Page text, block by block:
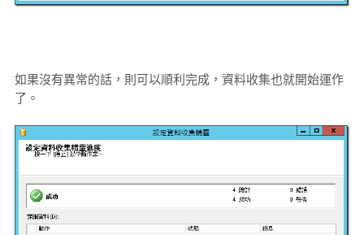
如果沒有異常的話，則可以順利完成，資料收集也就開始運作
了。